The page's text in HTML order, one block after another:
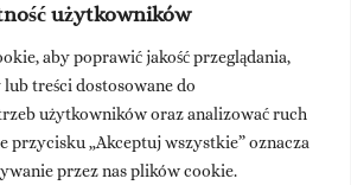
użytkowników
aby poprawić jakość przeglądania,
treści dostosowane do
użytkowników oraz analizować ruch
przycisku „Akceptuj wszystkie” oznacza
przez nas plików cookie.